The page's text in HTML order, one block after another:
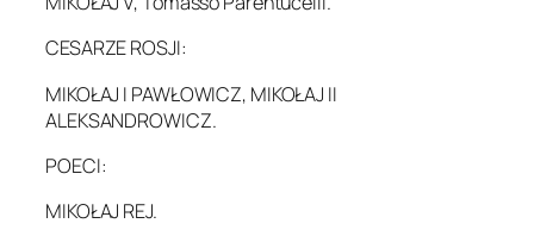
CESARZE ROSJI:
MIKOŁAJ I PAWŁOWICZ, MIKOŁAJ II
ALEKSANDROWICZ.
POECI:
MIKOŁAJ REJ.